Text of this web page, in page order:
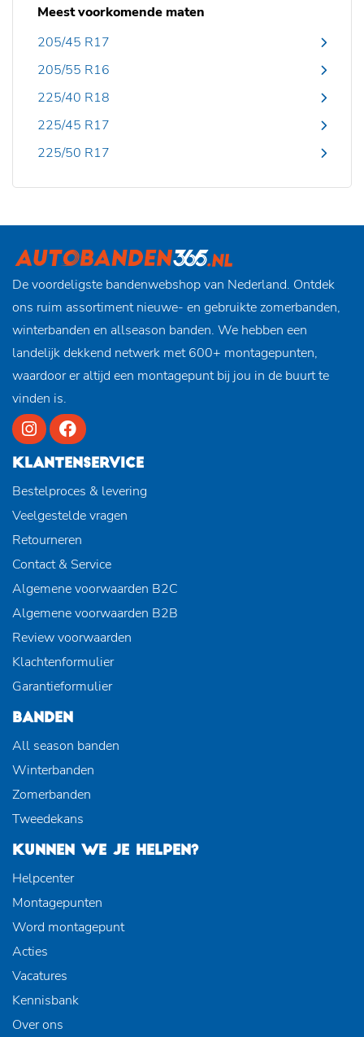
Meest voorkomende maten
205/45 R17
205/55 R16
225/40 R18
225/45 R17
225/50 R17
De voordeligste bandenwebshop van Nederland. Ontdek
ons ruim assortiment nieuwe- en gebruikte zomerbanden,
winterbanden en allseason banden. We hebben een
landelijk dekkend netwerk met 600+ montagepunten,
waardoor er altijd een montagepunt bij jou in de buurt te
vinden is.
KLANTENSERVICE
Bestelproces & levering
Veelgestelde vragen
Retourneren
Contact & Service
Algemene voorwaarden B2C
Algemene voorwaarden B2B
Review voorwaarden
Klachtenformulier
Garantieformulier
BANDEN
All season banden
Winterbanden
Zomerbanden
Tweedekans
KUNNEN WE JE HELPEN?
Helpcenter
Montagepunten
Word montagepunt
Acties
Vacatures
Kennisbank
Over ons